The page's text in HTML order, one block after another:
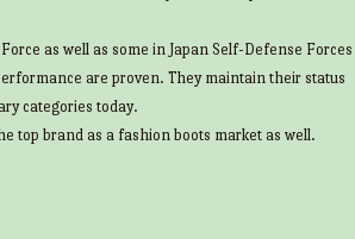
as well as some in Japan Self-Defense Forces
are proven. They maintain their status
categories today.
top brand as a fashion boots market as well.